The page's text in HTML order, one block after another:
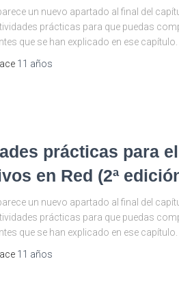
un nuevo apartado al final del
prácticas para que puedas
que se han explicado en ese
11 años
prácticas para
en Red (2ª
un nuevo apartado al final del
prácticas para que puedas
que se han explicado en ese
11 años